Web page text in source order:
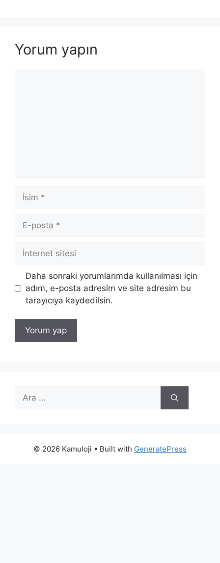
Yorum yapın
İsim
posta
İnternet
sitesi
Daha sonraki yorumlarımda kullanılması için
adım, e-posta adresim ve site adresim bu
tarayıcıya kaydedilsin.
için
© 2026 Kamuloji • Built with GeneratePress